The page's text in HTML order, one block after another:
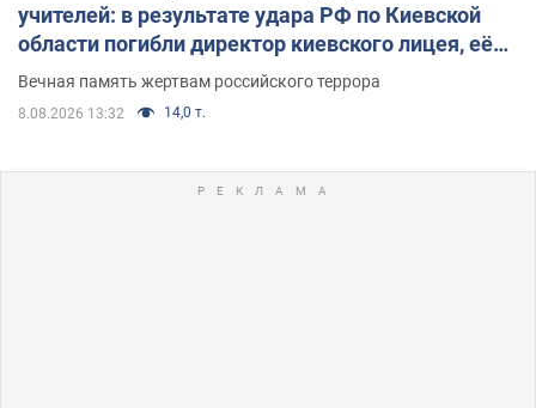
учителей: в результате удара РФ по Киевской
области погибли директор киевского лицея, её
муж и внук
Вечная память жертвам российского террора
8.08.2026 13:32 14,0 т.